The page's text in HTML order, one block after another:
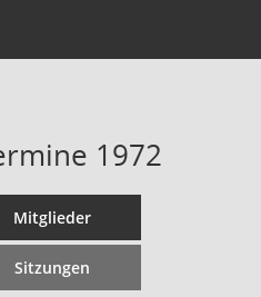
1972
Mitglieder
Sitzungen